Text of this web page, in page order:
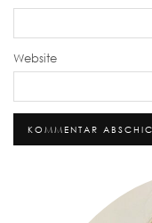
Website